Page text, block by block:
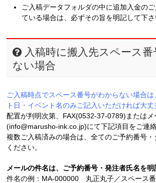
ご入稿データフォルダの中に追加入金の
ている場合は、必ずその旨を明記して下さ
入稿時に搬入先スペース
ない場合
ご入稿時点でスペース番号がわからない場合
ト日・イベント名のみご記入いただければ大丈
配置が判明次第、FAX(0532-37-0789)またはメ
(info@marusho-ink.co.jp)にて下記項目をご連絡
複数ご入稿済みの場合は、全てのご予約番号・
ください。
メールの件名は、ご予約番号・発注者氏名を明
件名の例：MA-000000 丸正丸子／スペース